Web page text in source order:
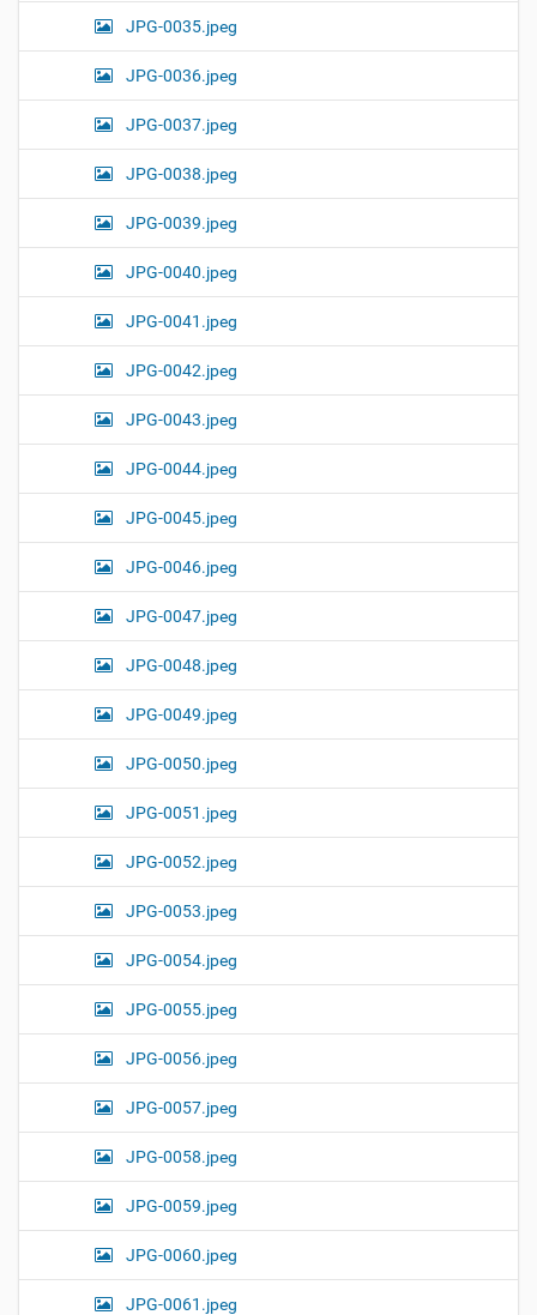
JPG-0035.jpeg
JPG-0036.jpeg
JPG-0037.jpeg
JPG-0038.jpeg
JPG-0039.jpeg
JPG-0040.jpeg
JPG-0041.jpeg
JPG-0042.jpeg
JPG-0043.jpeg
JPG-0044.jpeg
JPG-0045.jpeg
JPG-0046.jpeg
JPG-0047.jpeg
JPG-0048.jpeg
JPG-0049.jpeg
JPG-0050.jpeg
JPG-0051.jpeg
JPG-0052.jpeg
JPG-0053.jpeg
JPG-0054.jpeg
JPG-0055.jpeg
JPG-0056.jpeg
JPG-0057.jpeg
JPG-0058.jpeg
JPG-0059.jpeg
JPG-0060.jpeg
JPG-0061.jpeg